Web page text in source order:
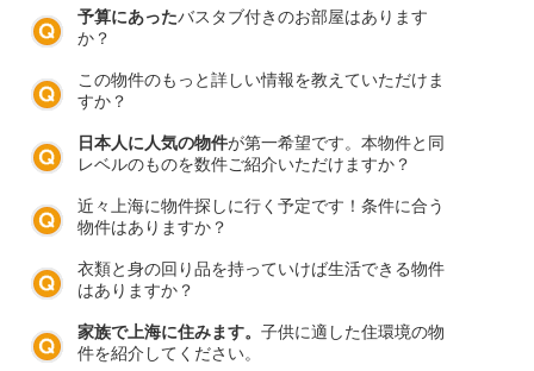
予算にあったバスタブ付きのお部屋はあります
か？
この物件のもっと詳しい情報を教えていただけま
すか？
日本人に人気の物件が第一希望です。本物件と同
レベルのものを数件ご紹介いただけますか？
近々上海に物件探しに行く予定です！条件に合う
物件はありますか？
衣類と身の回り品を持っていけば生活できる物件
はありますか？
家族で上海に住みます。子供に適した住環境の物
件を紹介してください。